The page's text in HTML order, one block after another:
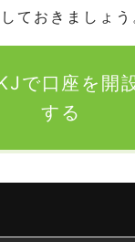
ておきましょう
で口座を開
する